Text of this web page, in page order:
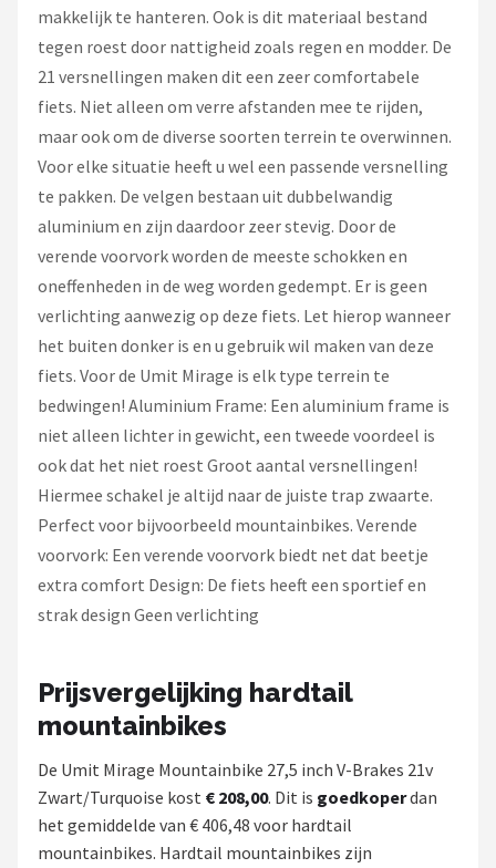
makkelijk te hanteren. Ook is dit materiaal bestand
tegen roest door nattigheid zoals regen en modder. De
21 versnellingen maken dit een zeer comfortabele
fiets. Niet alleen om verre afstanden mee te rijden,
maar ook om de diverse soorten terrein te overwinnen.
Voor elke situatie heeft u wel een passende versnelling
te pakken. De velgen bestaan uit dubbelwandig
aluminium en zijn daardoor zeer stevig. Door de
verende voorvork worden de meeste schokken en
oneffenheden in de weg worden gedempt. Er is geen
verlichting aanwezig op deze fiets. Let hierop wanneer
het buiten donker is en u gebruik wil maken van deze
fiets. Voor de Umit Mirage is elk type terrein te
bedwingen! Aluminium Frame: Een aluminium frame is
niet alleen lichter in gewicht, een tweede voordeel is
ook dat het niet roest Groot aantal versnellingen!
Hiermee schakel je altijd naar de juiste trap zwaarte.
Perfect voor bijvoorbeeld mountainbikes. Verende
voorvork: Een verende voorvork biedt net dat beetje
extra comfort Design: De fiets heeft een sportief en
strak design Geen verlichting
Prijsvergelijking hardtail
mountainbikes
De Umit Mirage Mountainbike 27,5 inch V-Brakes 21v
Zwart/Turquoise kost € 208,00. Dit is goedkoperdan
het gemiddelde van € 406,48 voor hardtail
mountainbikes. Hardtail mountainbikes zijn